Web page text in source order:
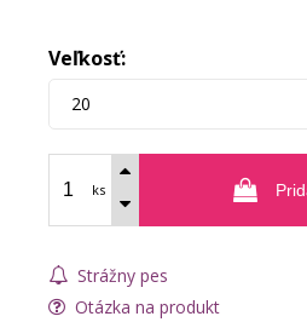
Veľkosť:
20
ks
Strážny pes
Otázka na produkt